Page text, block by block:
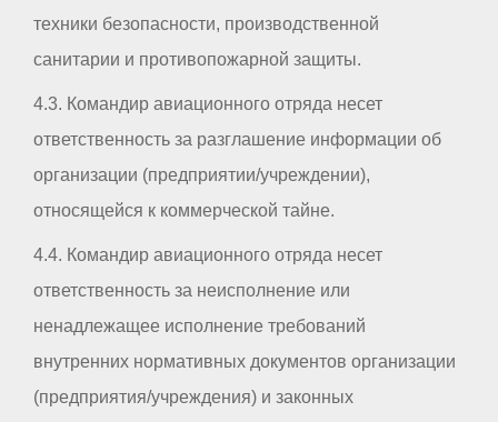
техники безопасности, производственной
санитарии и противопожарной защиты.
4.3. Командир авиационного отряда несет
ответственность за разглашение информации об
организации (предприятии/учреждении),
относящейся к коммерческой тайне.
4.4. Командир авиационного отряда несет
ответственность за неисполнение или
ненадлежащее исполнение требований
внутренних нормативных документов организации
(предприятия/учреждения) и законных